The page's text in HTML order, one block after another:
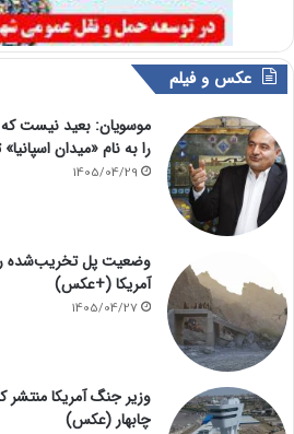
عکس و فیلم
موسویان: بعید نیست که
را به نام «میدان
1405/04/29
وضعیت پل تخریب‌شده
آمریکا (+عکس)
1405/04/27
وزیر جنگ آمریکا
چابهار (عکس)